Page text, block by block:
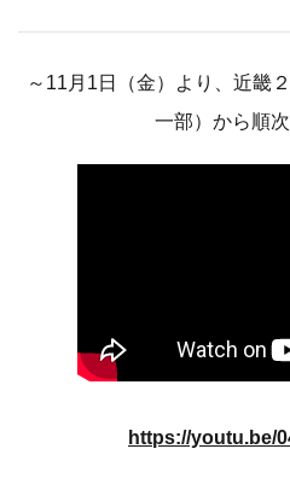
～11月1日（金）より、近畿
一部）から順
https://youtu.be/